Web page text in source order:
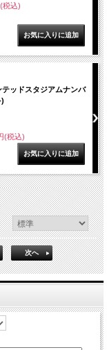
税込)
ッドスタジアムナンバ
(税込)
次へ